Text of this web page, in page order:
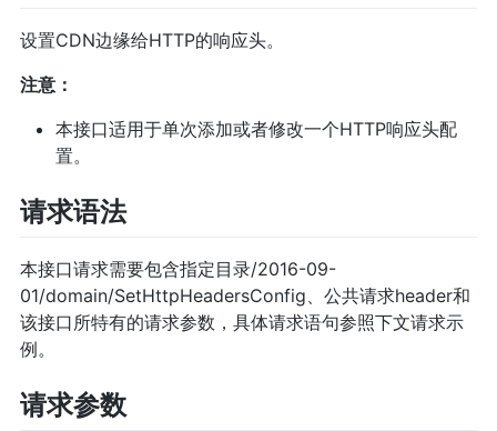
设置CDN边缘给HTTP的响应头。
注意：
本接口适用于单次添加或者修改一个HTTP响应头配
置。
请求语法
本接口请求需要包含指定目录/2016-09-
01/domain/SetHttpHeadersConfig、公共请求header和
该接口所特有的请求参数，具体请求语句参照下文请求示
例。
请求参数